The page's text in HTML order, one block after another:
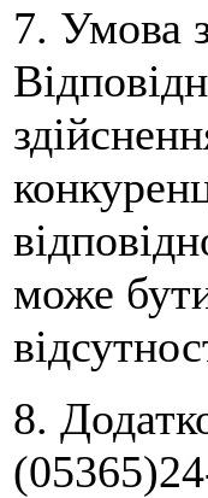
7. Умова
може
8.